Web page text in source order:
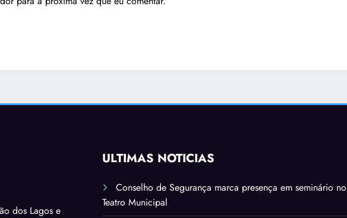
dos Lagos e
ÚLTIMAS NOTÍCIAS
Conselho de Segurança marca presença em seminário no
Teatro Municipal